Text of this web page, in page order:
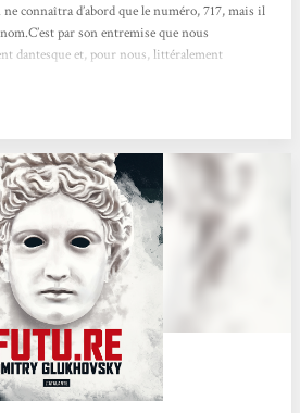
connaîtra d’abord que le numéro, 717, mais il
par son entremise que nous
dantesque et, pour nous, littéralement
un kilomètre », aux sous-sols desquels